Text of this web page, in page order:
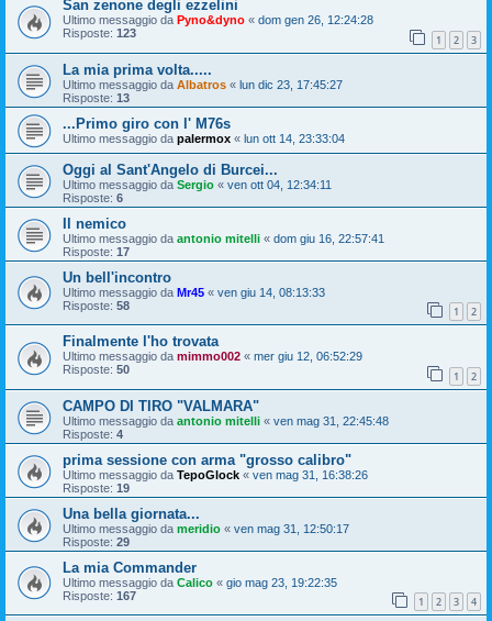
San zenone degli ezzelini
Ultimo messaggio da Pyno&dyno « dom gen 26, 12:24:28
Risposte: 123 1 2 3
La mia prima volta.....
Ultimo messaggio da Albatros « lun dic 23, 17:45:27
Risposte: 13
...Primo giro con l' M76s
Ultimo messaggio da palermox « lun ott 14, 23:33:04
Oggi al Sant'Angelo di Burcei...
Ultimo messaggio da Sergio « ven ott 04, 12:34:11
Risposte: 6
Il nemico
Ultimo messaggio da antonio mitelli « dom giu 16, 22:57:41
Risposte: 17
Un bell'incontro
Ultimo messaggio da Mr45 « ven giu 14, 08:13:33
Risposte: 58 1 2
Finalmente l'ho trovata
Ultimo messaggio da mimmo002 « mer giu 12, 06:52:29
Risposte: 50 1 2
CAMPO DI TIRO "VALMARA"
Ultimo messaggio da antonio mitelli « ven mag 31, 22:45:48
Risposte: 4
prima sessione con arma "grosso calibro"
Ultimo messaggio da TepoGlock « ven mag 31, 16:38:26
Risposte: 19
Una bella giornata...
Ultimo messaggio da meridio « ven mag 31, 12:50:17
Risposte: 29
La mia Commander
Ultimo messaggio da Calico « gio mag 23, 19:22:35
Risposte: 167 1 2 3 4